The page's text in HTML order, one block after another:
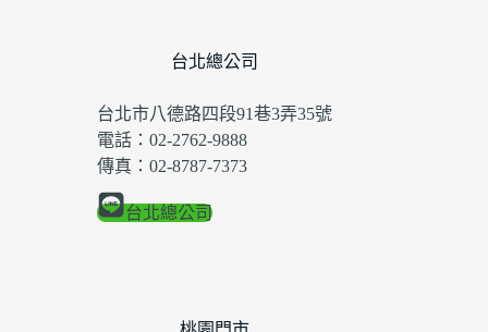
台北總公司
台北市八德路四段91巷3弄35號
電話：02-2762-9888
傳真：02-8787-7373
台北總公司